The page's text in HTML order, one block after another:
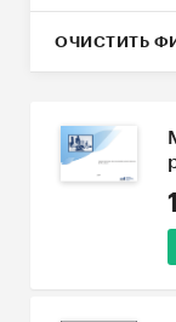
ОЧИСТИТЬ